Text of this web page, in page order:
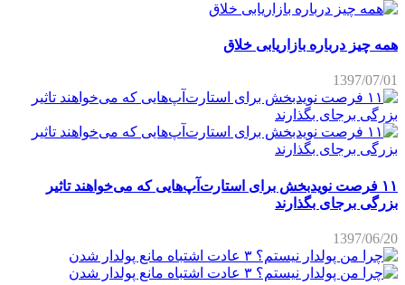
همه چیز درباره بازاریابی خلاق
1397/07/01
۱۱ فرصت نویدبخش برای استارت‌آپ‌هایی که می‌خواهند تاثیر
بزرگی برجای بگذارند
1397/06/20